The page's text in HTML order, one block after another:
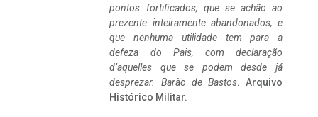
pontos fortificados, que se achão ao
prezente inteiramente abandonados, e
que nenhuma utilidade tem para a
defeza do Pais, com declaração
d’aquelles que se podem desde já
desprezar. Barão de Bastos. Arquivo
Histórico Militar.